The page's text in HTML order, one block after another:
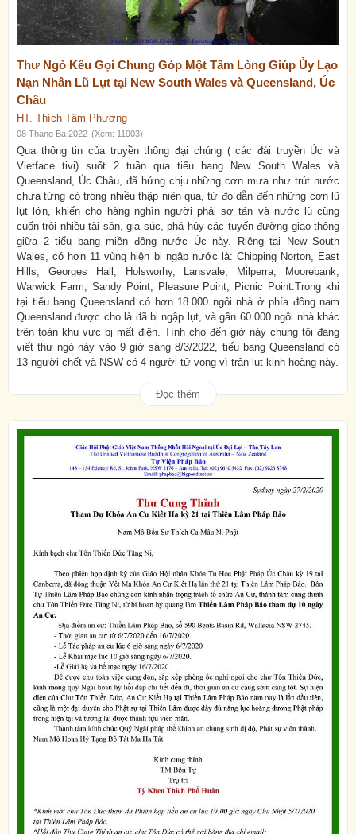
Thư Ngỏ Kêu Gọi Chung Góp Một Tấm Lòng Giúp Ủy Lạo
Nạn Nhân Lũ Lụt tại New South Wales và Queensland, Úc
Châu
HT. Thích Tâm Phương
08 Tháng Ba 2022 (Xem: 11903)
Qua thông tin của truyền thông đại chúng ( các đài truyền Úc và
Vietface tivi) suốt 2 tuần qua tiểu bang New South Wales và
Queensland, Úc Châu, đã hứng chịu những cơn mưa như trút nước
chưa từng có trong nhiều thập niên qua, từ đó dẫn đến những cơn lũ
lụt lớn, khiến cho hàng nghìn người phải sơ tán và nước lũ cũng
cuốn trôi nhiều tài sản, gia súc, phá hủy các tuyến đường giao thông
giữa 2 tiểu bang miền đông nước Úc này. Riêng tại New South
Wales, có hơn 11 vùng hiện bị ngập nước là: Chipping Norton, East
Hills, Georges Hall, Holsworhy, Lansvale, Milperra, Moorebank,
Warwick Farm, Sandy Point, Pleasure Point, Picnic Point.Trong khi
tại tiểu bang Queensland có hơn 18.000 ngôi nhà ở phía đông nam
Queensland được cho là đã bị ngập lụt, và gần 60.000 ngôi nhà khác
trên toàn khu vực bị mất điện. Tính cho đến giờ này chúng tôi đang
viết thư ngỏ này vào 9 giờ sáng 8/3/2022, tiểu bang Queensland có
13 người chết và NSW có 4 người tử vong vì trận lụt kinh hoàng này.
Đọc thêm